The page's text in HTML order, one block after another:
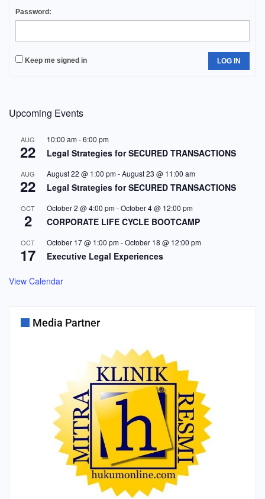
Password:
Keep me signed in LOG IN
Upcoming Events
AUG
22
10:00 am-6:00 pm
Legal Strategies for SECURED TRANSACTIONS
AUG
22
August 22 @ 1:00 pm-August 23 @ 11:00 am
Legal Strategies for SECURED TRANSACTIONS
OCT
2
October 2 @ 4:00 pm-October 4 @ 12:00 pm
CORPORATE LIFE CYCLE BOOTCAMP
OCT
17
October 17 @ 1:00 pm-October 18 @ 12:00 pm
Executive Legal Experiences
View Calendar
Media Partner